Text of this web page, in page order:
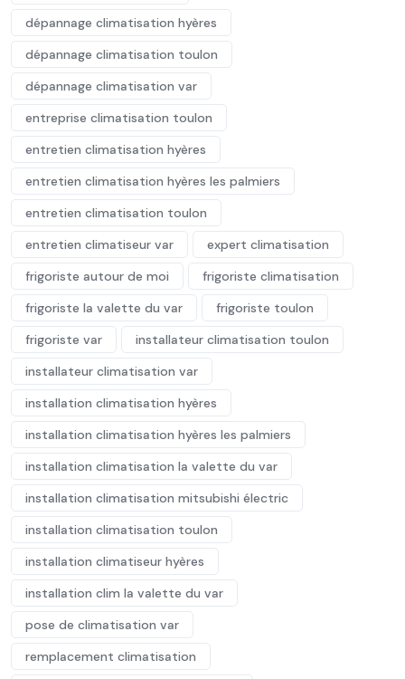
dépannage climatisation hyères
dépannage climatisation toulon
dépannage climatisation var
entreprise climatisation toulon
entretien climatisation hyères
entretien climatisation hyères les palmiers
entretien climatisation toulon
entretien climatiseur var
expert climatisation
frigoriste autour de moi
frigoriste climatisation
frigoriste la valette du var
frigoriste toulon
frigoriste var
installateur climatisation toulon
installateur climatisation var
installation climatisation hyères
installation climatisation hyères les palmiers
installation climatisation la valette du var
installation climatisation mitsubishi électric
installation climatisation toulon
installation climatiseur hyères
installation clim la valette du var
pose de climatisation var
remplacement climatisation